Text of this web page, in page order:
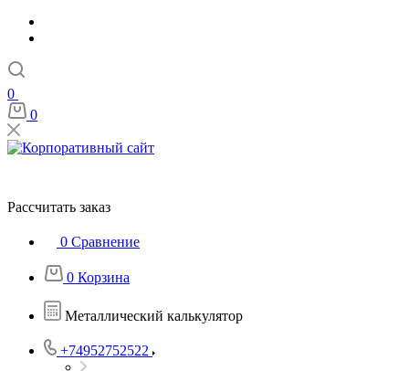
0
0
Рассчитать заказ
0 Сравнение
0 Корзина
Металлический калькулятор
+74952752522